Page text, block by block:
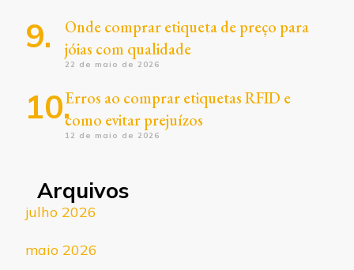
Onde comprar etiqueta de preço para
jóias com qualidade
22 de maio de 2026
Erros ao comprar etiquetas RFID e
como evitar prejuízos
12 de maio de 2026
Arquivos
julho 2026
maio 2026